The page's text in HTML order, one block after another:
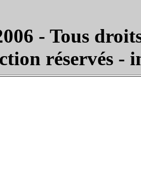
- Tous
réservés -